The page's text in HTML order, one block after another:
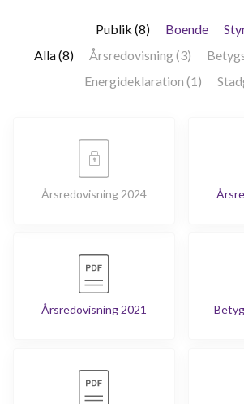
Publik (8) Boende
Alla (8)
Årsredovisning (3)
Energideklaration (1)
Årsredovisning 2024
Årsredovisning 2021